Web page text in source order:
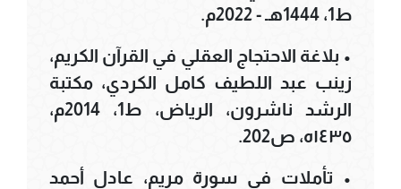
ط1، 1444هـ - 2022م.
• بلاغة الاحتجاج العقلي في القرآن الكريم،
زينب عبد اللطيف كامل الكردي، مكتبة
الرشد ناشرون، الرياض، ط1، 2014م،
١٤٣٥ه، ص202.
• تأملات في سورة مريم، عادل أحمد